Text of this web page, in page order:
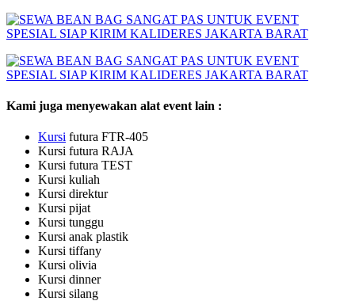
Kami juga menyewakan alat event lain :
Kursi futura FTR-405
Kursi futura RAJA
Kursi futura TEST
Kursi kuliah
Kursi direktur
Kursi pijat
Kursi tunggu
Kursi anak plastik
Kursi tiffany
Kursi olivia
Kursi dinner
Kursi silang